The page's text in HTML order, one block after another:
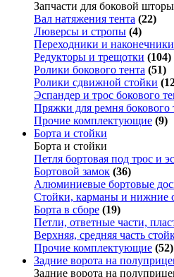
Запчасти для боковой шторы
Вал натяжения тента (22)
Люверсы и стропы (4)
Переходники и наконечники
Редукторы и трещотки (104)
Ролики бокового тента (51)
Ролики сдвижной стойки
Эспандер и трос бокового
Пряжки для ремня бокового
Прочие комплектующие (9)
Борта и стойки
Борта и стойки
Петля бортовая под трос и
Бортовой замок (36)
Алюминиевые бортовые
Стойки, карманы и нижние
Борта в сборе (19)
Петли, ответные части,
Верхняя, средняя часть
Прочие комплектующие (52)
Задние ворота на
Задние ворота на